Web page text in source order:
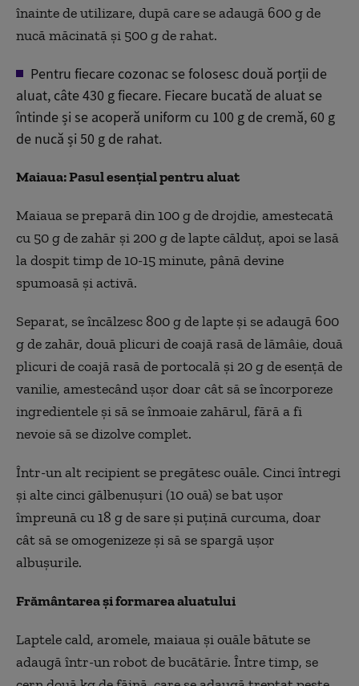
înainte de utilizare, după care se adaugă 600 g de
nucă măcinată și 500 g de rahat.
Pentru fiecare cozonac se folosesc două porții de
aluat, câte 430 g fiecare. Fiecare bucată de aluat se
întindeși se acoperă uniform cu 100 g de cremă, 60 g
de nucă și 50 g de rahat.
Maiaua: Pasul esențial pentru aluat
Maiaua se prepară din 100 g de drojdie, amestecată
cu 50 g de zahăr și 200 g de lapte călduț, apoi se lasă
la dospit timp de 10-15 minute, până devine
spumoasă și activă.
Separat, seîncălzesc 800 g de lapte și se adaugă 600
g de zahăr, două plicuri de coajă rasă de lămâie, două
plicuri de coajă rasă de portocală și 20 g de esență de
vanilie, amestecând ușor doar cât să seîncorporeze
ingredientele și să seînmoaie zahărul, fără a fi
nevoie să se dizolve complet.
Într-un alt recipient se pregătesc ouăle. Cinciîntregi
și alte cinci gălbenușuri (10 ouă) se bat ușor
împreună cu 18 g de sare și puțină curcuma, doar
cât să se omogenizeze și să se spargă ușor
albușurile.
Frământareași formarea aluatului
Laptele cald, aromele, maiaua și ouăle bătute se
adaugăîntr-un robot de bucătărie. Între timp, se